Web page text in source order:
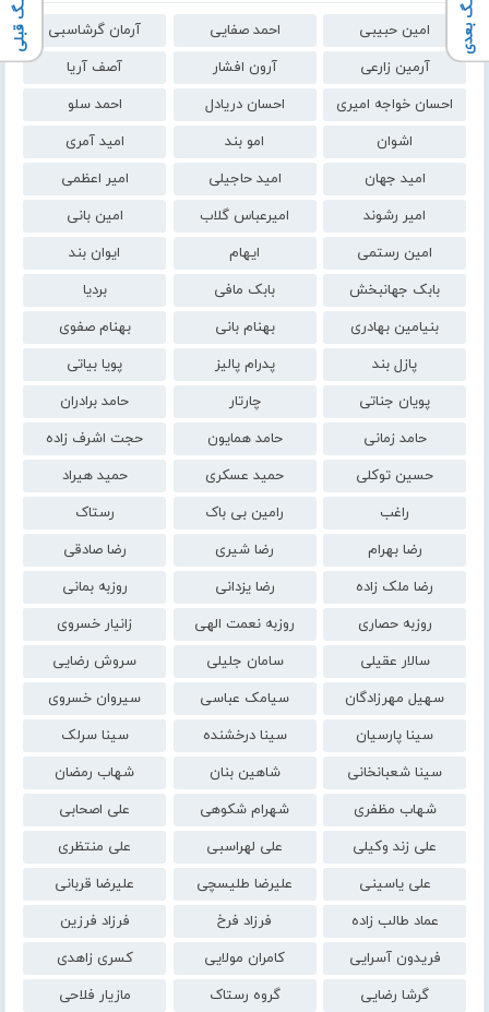
امین حبیبی احمد صفایی
آرمان گرشاسبی
آرمین زارعی
آرون افشار
آصف آریا
احسان خواجه امیری
احسان دریادل
احمد سلو
اشوان
امو بند
امید آمری
امید جهان
امید حاجیلی
امیر اعظمی
امیر رشوند
امیرعباس گلاب
امین بانی
امین رستمی
ایهام
ایوان بند
بابک جهانبخش
بابک مافی
بردیا
بنیامین بهادری
بهنام بانی
بهنام صفوی
پازل بند
پدرام پالیز
پویا بیاتی
پویان جناتی
چارتار
حامد برادران
حامد زمانی
حامد همایون
حجت اشرف زاده
حسین توکلی
حمید عسکری
حمید هیراد
راغب
رامین بی باک
رستاک
رضا بهرام
رضا شیری
رضا صادقی
رضا ملک زاده
رضا یزدانی
روزبه بمانی
روزبه حصاری
روزبه نعمت الهی
زانیار خسروی
سالار عقیلی
سامان جلیلی
سروش رضایی
سهیل مهرزادگان
سیامک عباسی
سیروان خسروی
سینا پارسیان
سینا درخشنده
سینا سرلک
سینا شعبانخانی
شاهین بنان
شهاب رمضان
شهاب مظفری
شهرام شکوهی
علی اصحابی
علی زند وکیلی
علی لهراسبی
علی منتظری
علی یاسینی
علیرضا طلیسچی
علیرضا قربانی
عماد طالب زاده
فرزاد فرخ
فرزاد فرزین
فریدون آسرایی
کامران مولایی
کسری زاهدی
گرشا رضایی
گروه رستاک
مازیار فلاحی
آهنـگ بعدی آهنـگ قبلی